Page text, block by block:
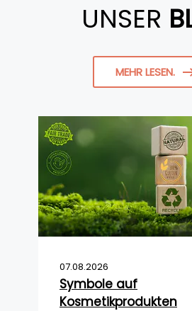
UNSER
MEHR LESEN.
07.08.2026
Symbole auf
Kosmetikprodukten